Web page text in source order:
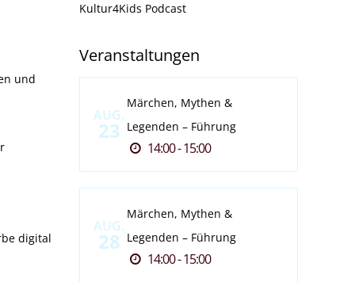
und
digital
Kultur4Kids Podcast
Veranstaltungen
AUG.
23
Märchen, Mythen &
Legenden – Führung
14:00 - 15:00
AUG.
28
Märchen, Mythen &
Legenden – Führung
14:00 - 15:00